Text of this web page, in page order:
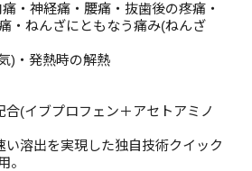
・神経痛・腰痛・抜歯後の疼痛・
・ねんざにともなう痛み(ねんざ
)・発熱時の解熱
合(イブプロフェン＋アセトアミノ
い溶出を実現した独自技術クイック
。